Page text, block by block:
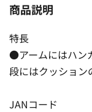
商品説明
特長
●アームにはハン
段にはクッション
JANコード